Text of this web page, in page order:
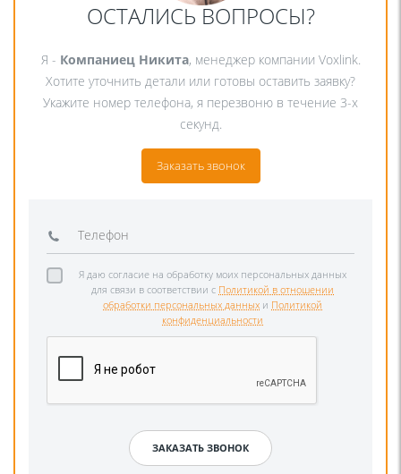
ОСТАЛИСЬ ВОПРОСЫ?
Я - Компаниец Никита, менеджер компании Voxlink.
Хотите уточнить детали или готовы оставить заявку?
Укажите номер телефона, я перезвоню в течение 3-х
секунд.
Заказать звонок
Я даю согласие на обработку моих персональных данных
для связи в соответствии с Политикой в отношении
обработки персональных данных и Политикой
конфиденциальности